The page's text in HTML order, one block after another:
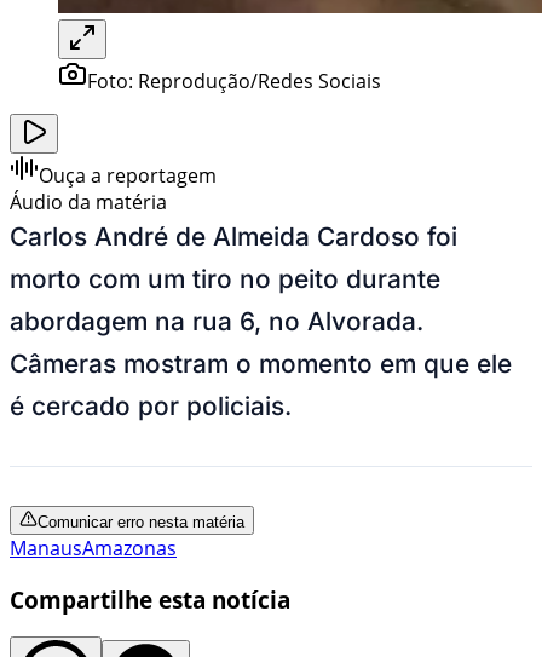
Foto: Reprodução/Redes Sociais
Ouça a reportagem
Áudio da matéria
Carlos André de Almeida Cardoso foi
morto com um tiro no peito durante
abordagem na rua 6, no Alvorada.
Câmeras mostram o momento em que ele
é cercado por policiais.
Comunicar erro nesta matéria
ManausAmazonas
Compartilhe esta notícia